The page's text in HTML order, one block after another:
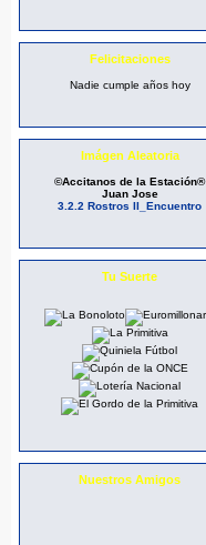
Felicitaciones
Nadie cumple años hoy
Imágen Aleatoria
©Accitanos de la Estación®
Juan Jose
3.2.2 Rostros II_Encuentro
Tu Suerte
Nuestros Amigos
[clicks: 2239]
[clicks: 3122]
[clicks: 2037]
[clicks: 2295]